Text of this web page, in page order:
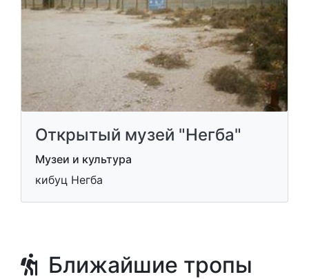
Открытый музей "Негба"
Музеи и культура
кибуц Негба
Ближайшие тропы